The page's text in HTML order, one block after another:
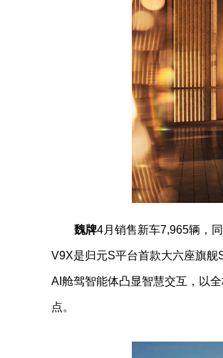
魏牌4月销售新车7,965辆，
V9X是归元S平台首款大六座旗
AI舱驾智能体凸显智慧交互，以
点。